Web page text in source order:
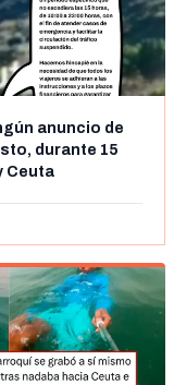
anuncio de
durante 15
Ceuta